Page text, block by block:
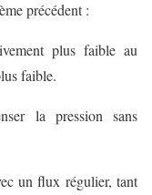
précédent :
plus faible au
faible.
la pression sans
un flux régulier, tant